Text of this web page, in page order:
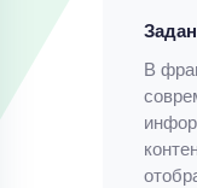
В